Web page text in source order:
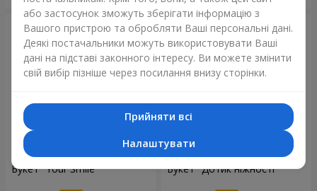
Букет "Your Smile" Букет "Дотик ніжності"
або застосунок зможуть зберігати інформацію з
Вашого пристрою та обробляти Ваші персональні дані.
Деякі постачальники можуть використовувати Ваші
дані на підставі законного інтересу. Ви можете змінити
свій вибір пізніше через посилання внизу сторінки.
Прийняти всі
Налаштувати